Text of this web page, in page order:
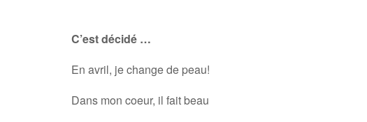
C’est décidé …
En avril, je change de peau!
Dans mon coeur, il fait beau